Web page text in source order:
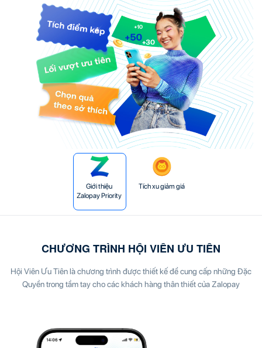
Giới thiệu
Zalopay Priority
Tích xu giảm giá
CHƯƠNG TRÌNH HỘI VIÊN ƯU TIÊN
Hội Viên Ưu Tiên là chương trình được thiết kế để cung cấp những Đặc
Quyền trong tầm tay cho các khách hàng thân thiết của Zalopay